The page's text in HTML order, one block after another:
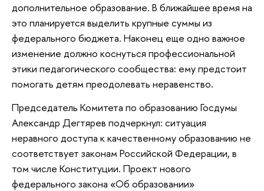
дополнительное образование. В ближайшее время на
это планируется выделить крупные суммы из
федерального бюджета. Наконец еще одно важное
изменение должно коснуться профессиональной
этики педагогического сообщества: ему предстоит
помогать детям преодолевать неравенство.
Председатель Комитета по образованию Госдумы
Александр Дегтярев подчеркнул: ситуация
неравного доступа к качественному образованию не
соответствует законам Российской Федерации, в
том числе Конституции. Проект нового
федерального закона «Об образовании»